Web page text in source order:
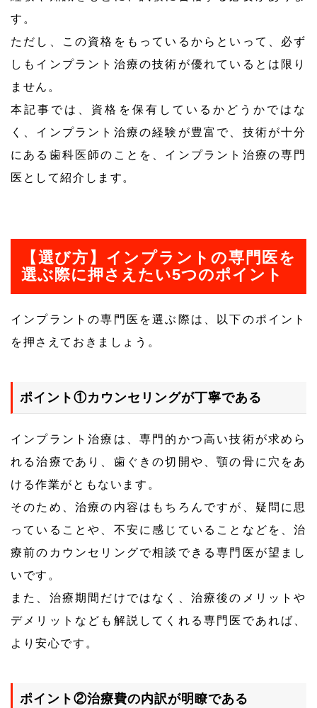
す。
ただし、この資格をもっているからといって、必ず
しもインプラント治療の技術が優れているとは限り
ません。
本記事では、資格を保有しているかどうかではな
く、インプラント治療の経験が豊富で、技術が十分
にある歯科医師のことを、インプラント治療の専門
医として紹介します。
【選び方】インプラントの専門医を
選ぶ際に押さえたい5つのポイント
インプラントの専門医を選ぶ際は、以下のポイント
を押さえておきましょう。
ポイント①カウンセリングが丁寧である
インプラント治療は、専門的かつ高い技術が求めら
れる治療であり、歯ぐきの切開や、顎の骨に穴をあ
ける作業がともないます。
そのため、治療の内容はもちろんですが、疑問に思
っていることや、不安に感じていることなどを、治
療前のカウンセリングで相談できる専門医が望まし
いです。
また、治療期間だけではなく、治療後のメリットや
デメリットなども解説してくれる専門医であれば、
より安心です。
ポイント②治療費の内訳が明瞭である